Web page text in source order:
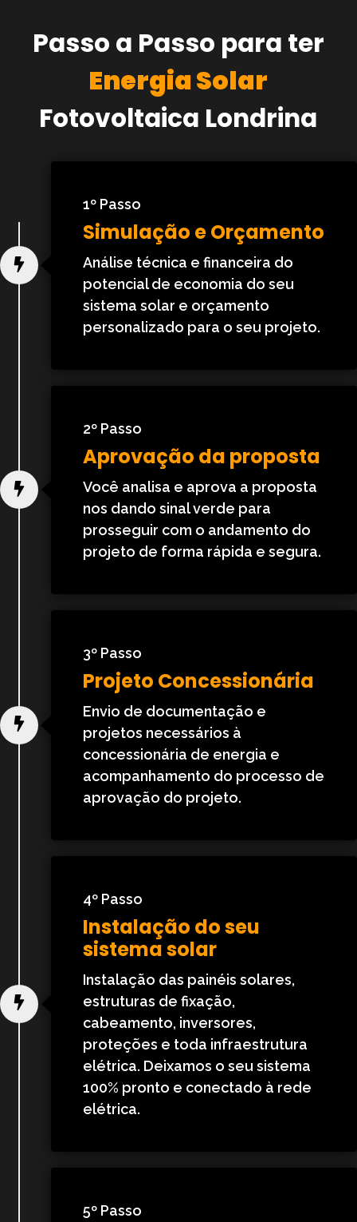
Passo a Passo para ter
Energia Solar
Fotovoltaica Londrina
1º Passo
Simulação e Orçamento
Análise técnica e financeira do
potencial de economia do seu
sistema solar e orçamento
personalizado para o seu projeto.
2º Passo
Aprovação da proposta
Você analisa e aprova a proposta
nos dando sinal verde para
prosseguir com o andamento do
projeto de forma rápida e segura.
3º Passo
Projeto Concessionária
Envio de documentação e
projetos necessários à
concessionária de energia e
acompanhamento do processo de
aprovação do projeto.
4º Passo
Instalação do seu
sistema solar
Instalação das painéis solares,
estruturas de fixação,
cabeamento, inversores,
proteções e toda infraestrutura
elétrica. Deixamos o seu sistema
100% pronto e conectado à rede
elétrica.
5º Passo